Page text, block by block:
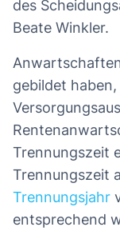
des
Beate Winkler.
gebildet
Trennungszeit
Trennungszeit
Trennungsjahr
entsprechend